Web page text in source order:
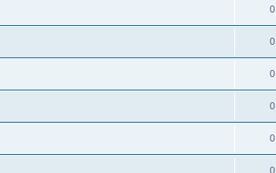
0
0
0
0
0
0